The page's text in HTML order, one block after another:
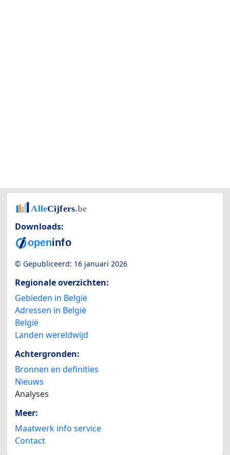
Downloads:
© Gepubliceerd: 16 januari 2026
Regionale overzichten:
Gebieden in België
Adressen in België
België
Landen wereldwijd
Achtergronden:
Bronnen en definities
Nieuws
Analyses
Meer:
Maatwerk info service
Contact